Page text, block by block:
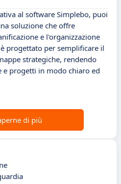
al software Simplebo, puoi
soluzione che offre
e l'organizzazione
progettato per semplificare il
strategiche, rendendo
e progetti in modo chiaro ed
di più